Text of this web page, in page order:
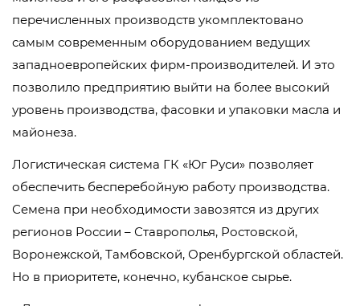
перечисленных производств укомплектовано
самым современным оборудованием ведущих
западноевропейских фирм-производителей. И это
позволило предприятию выйти на более высокий
уровень производства, фасовки и упаковки масла и
майонеза.
Логистическая система ГК «Юг Руси» позволяет
обеспечить бесперебойную работу производства.
Семена при необходимости завозятся из других
регионов России – Ставрополья, Ростовской,
Воронежской, Тамбовской, Оренбургской областей.
Но в приоритете, конечно, кубанское сырье.